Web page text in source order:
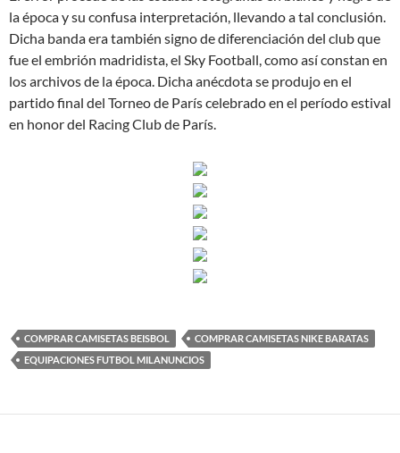
la época y su confusa interpretación, llevando a tal conclusión.
Dicha banda era también signo de diferenciación del club que
fue el embrión madridista, el Sky Football, como así constan en
los archivos de la época. Dicha anécdota se produjo en el
partido final del Torneo de París celebrado en el período estival
en honor del Racing Club de París.
COMPRAR CAMISETAS BEISBOL
COMPRAR CAMISETAS NIKE BARATAS
EQUIPACIONES FUTBOL MILANUNCIOS